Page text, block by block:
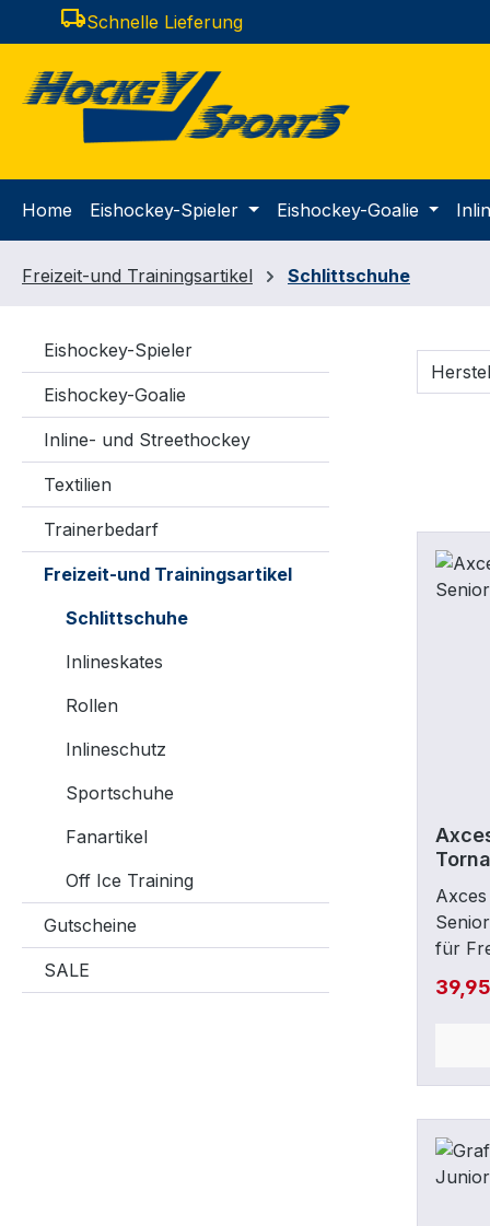
Hauptinhalt springen
Zur Suche springen
Zur Hauptnavigation springen
local_shippingSchnelle Lieferung
Home Eishockey-Spieler Eishockey-Goalie
Freizeit-und Trainingsartikel Schlittschuhe
Eishockey-Spieler
Eishockey-Goalie
Inline- und Streethockey
Textilien
Trainerbedarf
Freizeit-und Trainingsartikel
Schlittschuhe
Inlineskates
Rollen
Inlineschutz
Sportschuhe
Fanartikel
Off Ice Training
Gutscheine
SALE
für
8=42,